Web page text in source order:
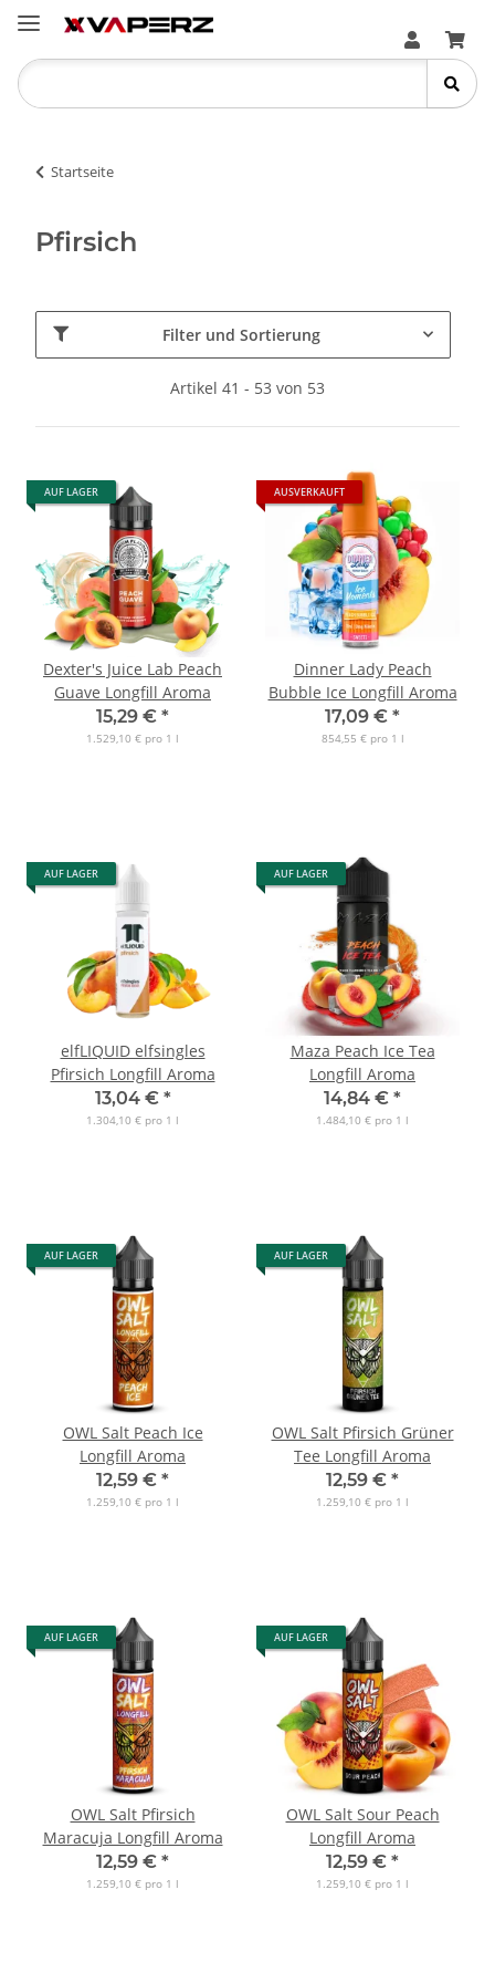
Startseite
Pfirsich
Filter und Sortierung
Artikel 41 - 53 von 53
AUF LAGER
Dexter's Juice Lab Peach
Guave Longfill Aroma
15,29 € *
1.529,10 € pro 1 l
AUSVERKAUFT
Dinner Lady Peach
Bubble Ice Longfill Aroma
17,09 € *
854,55 € pro 1 l
AUF LAGER
elfLIQUID elfsingles
Pfirsich Longfill Aroma
13,04 € *
1.304,10 € pro 1 l
AUF LAGER
Maza Peach Ice Tea
Longfill Aroma
14,84 € *
1.484,10 € pro 1 l
AUF LAGER
OWL Salt Peach Ice
Longfill Aroma
12,59 € *
1.259,10 € pro 1 l
AUF LAGER
OWL Salt Pfirsich Grüner
Tee Longfill Aroma
12,59 € *
1.259,10 € pro 1 l
AUF LAGER
OWL Salt Pfirsich
Maracuja Longfill Aroma
12,59 € *
1.259,10 € pro 1 l
AUF LAGER
OWL Salt Sour Peach
Longfill Aroma
12,59 € *
1.259,10 € pro 1 l